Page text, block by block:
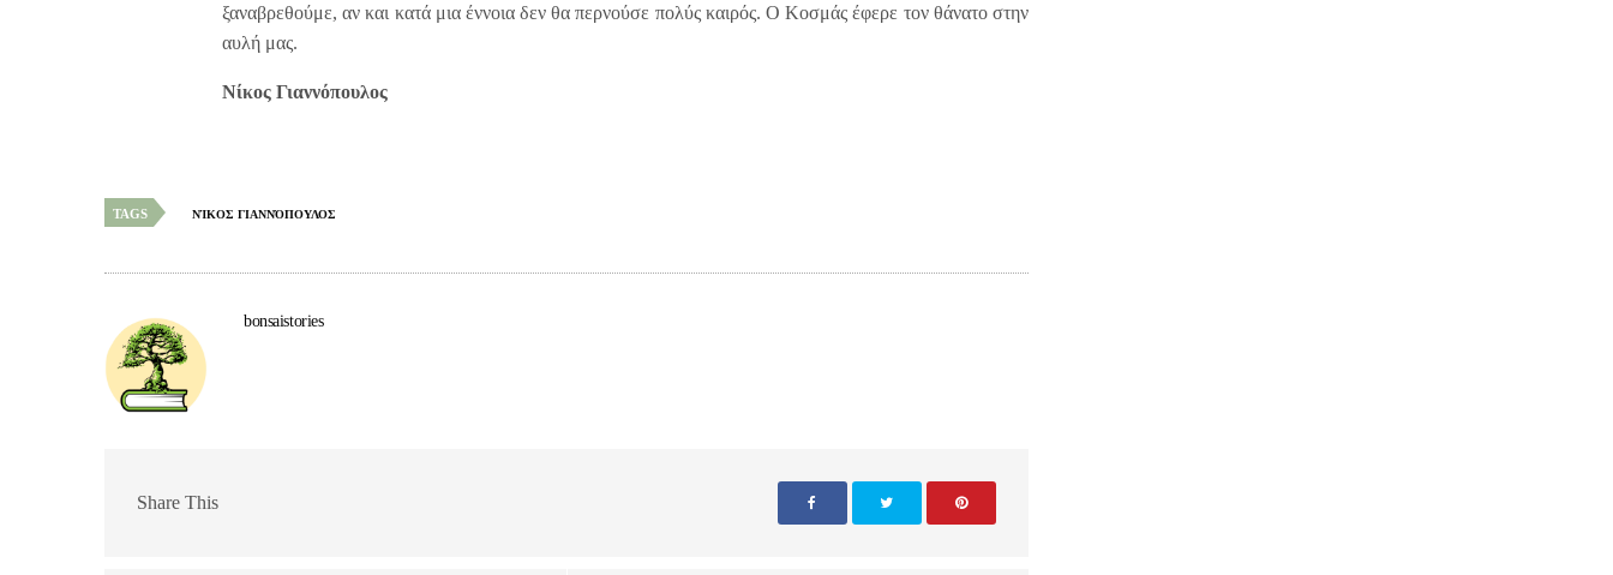
ξαναβρεθούμε, αν και κατά μια έννοια δεν θα περνούσε πολύς καιρός. Ο Κοσμάς έφερε τον θάνατο στην
αυλή μας.
Νίκος Γιαννόπουλος
TAGS ΝΊΚΟΣ ΓΙΑΝΝΌΠΟΥΛΟΣ
bonsaistories
Share This